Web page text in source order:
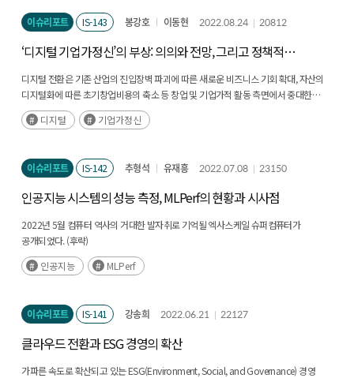
이슈리포트 IS-143 봉강호 이동현 2022.08.24 20812
‘디지털 기업가정신’의 부상: 의의와 전망, 그리고 정책적
시사점
디지털 전환은 기존 산업의 진입장벽 파괴에 따른 새로운 비즈니스 기회 확대, 자산의
디지털화에 따른 초기창업비용의 축소 등 창업 및 기업가적 활동 측면에서 중대한
환경적 변화를 초래하고 있다. (후략)
디지털 기업가정신
이슈리포트 IS-142 추형석 유재흥 2022.07.08 23150
인공지능 시스템의 성능 측정, MLPerf의 현황과 시사점
2022년 5월 컴퓨터 역사의 거대한 발자취로 기억될 엑사스케일 슈퍼컴퓨터가
공개되었다. (후략)
인공지능
MLPerf
이슈리포트 IS-141 강송희 2022.06.21 22127
클라우드 전환과 ESG 경영의 확산
가파른 속도로 확산되고 있는 ESG(Environment, Social, and Governance) 경영